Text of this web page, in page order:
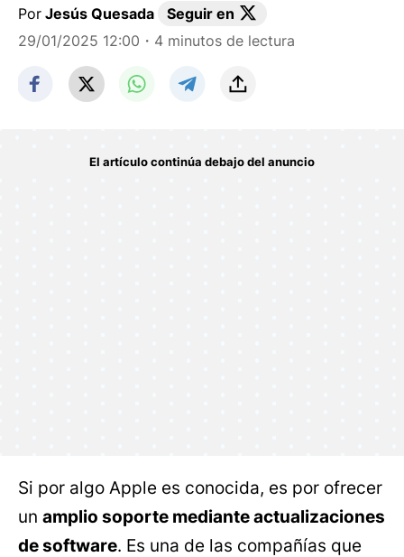
Por Jesús Quesada
Seguir en
29/01/2025 12:00 ・4 minutos de lectura
Si por algo Apple es conocida, es por ofrecer
un amplio soporte mediante actualizaciones
de software. Es una de las compañías que